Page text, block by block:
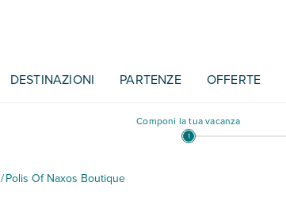
DESTINAZIONI PARTENZE OFFERTE
Componi la tua vacanza
/Polis Of Naxos Boutique